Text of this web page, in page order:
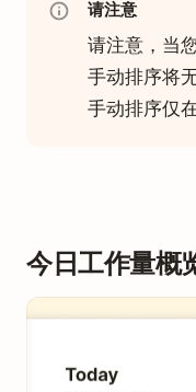
请注意
请注意，当
手动排序将
手动排序仅
今日工作量概